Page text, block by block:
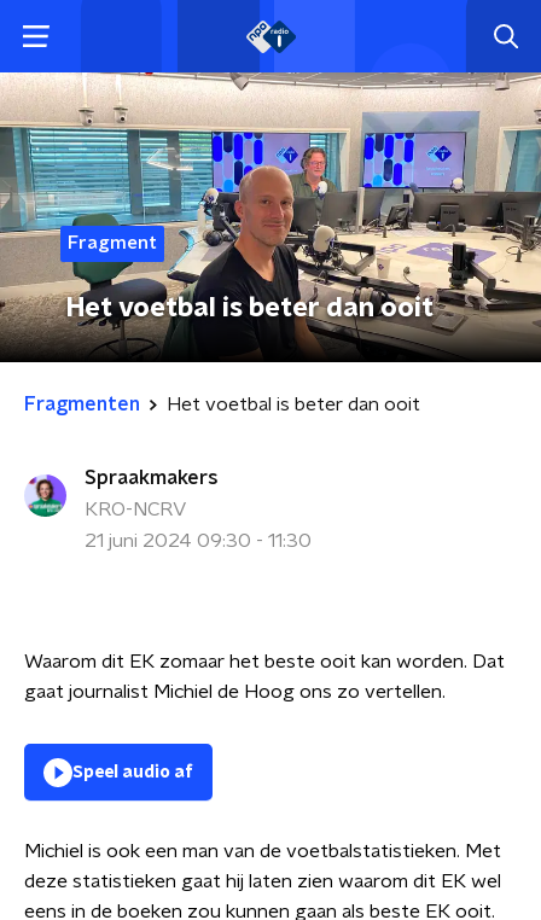
Fragment
Het voetbal is beter dan ooit
Fragmenten Het voetbal is beter dan ooit
Spraakmakers
KRO-NCRV
21 juni 2024 09:30 - 11:30
Waarom dit EK zomaar het beste ooit kan worden. Dat
gaat journalist Michiel de Hoog ons zo vertellen.
Speel audio af
Michiel is ook een man van de voetbalstatistieken. Met
deze statistieken gaat hij laten zien waarom dit EK wel
eens in de boeken zou kunnen gaan als beste EK ooit.